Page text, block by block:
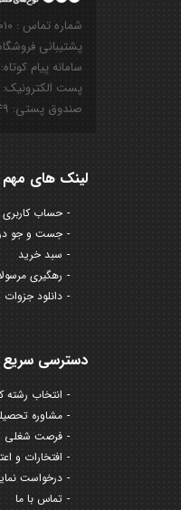
شماره تماس : ۲۲۶۹۱۰۱۰-(۰۲۱)
پشتیبانی فروشگاه
سامانه پیام کوتاه: ۳۰۰۰۸۰۰۸
پست الکترونیک: info@parvaz99.ir
صندوق پستی: ۱۹۴۹-۱۹۳۹۵
لینک های مهم
حساب
جست و جو در
سبد خرید
رهگیری
دانلود جزوات
دسترسی سریع
انتخاب رشته
مشاوره
فرصت شغلی
افتخارات و
درخواست
تماس با ما